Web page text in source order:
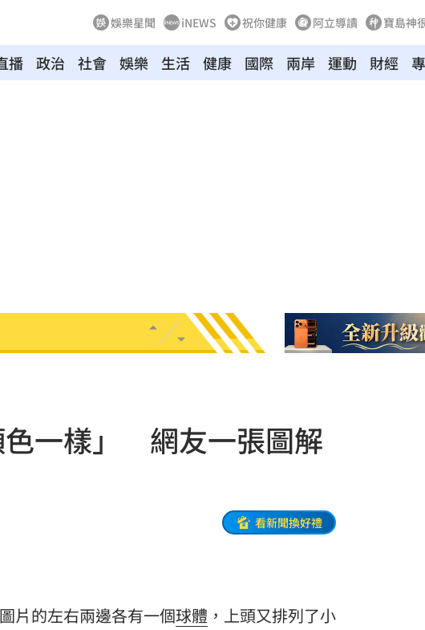
娛樂星聞 iNEWS 祝你健康 阿立導讀 寶島神
播 政治 社會 娛樂 生活 健康 國際 兩岸 運動 財經
色一樣」 網友一張圖解
看新聞換好禮
片的左右兩邊各有一個球體 ，上頭又排列了小